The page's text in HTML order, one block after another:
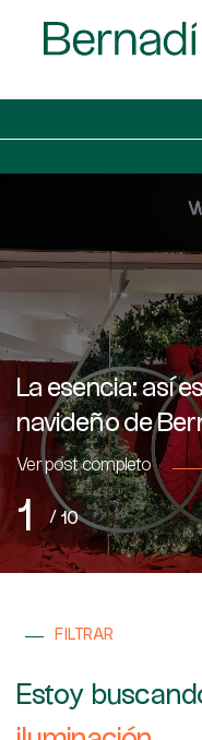
La esencia: así
navideño de
Ver post completo
1 / 10
FILTRAR
Estoy